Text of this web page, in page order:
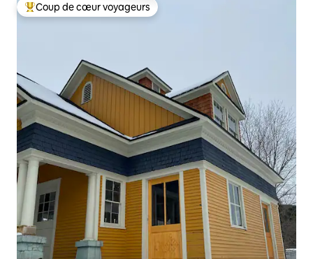
Coups de cœur voyageurs les plus appréciés
Coup de cœur voyageurs